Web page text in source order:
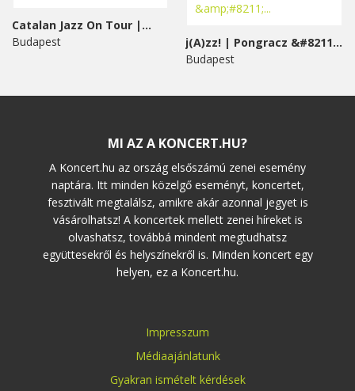
Catalan Jazz On Tour |...
Budapest
j(A)zz! | Pongracz &#8211;...
Budapest
MI AZ A KONCERT.HU?
A Koncert.hu az ország elsőszámú zenei esemény
naptára. Itt minden közelgő eseményt, koncertet,
fesztivált megtalálsz, amikre akár azonnal jegyet is
vásárolhatsz! A koncertek mellett zenei híreket is
olvashatsz, továbbá mindent megtudhatsz
együttesekről és helyszínekről is. Minden koncert egy
helyen, ez a Koncert.hu.
Impresszum
Médiaajánlatunk
Gyakran ismételt kérdések